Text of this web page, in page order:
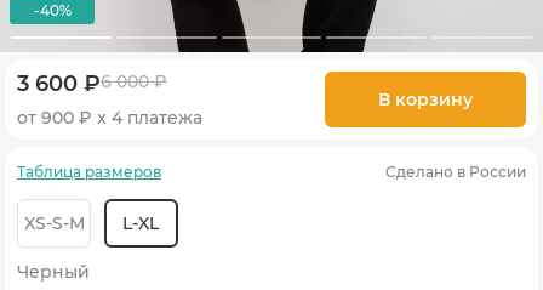
-40%
3 600 ₽6 000 ₽
от 900 ₽ х 4 платежа
В корзину
Таблица размеров Сделано в России
XS-S-M L-XL
Черный